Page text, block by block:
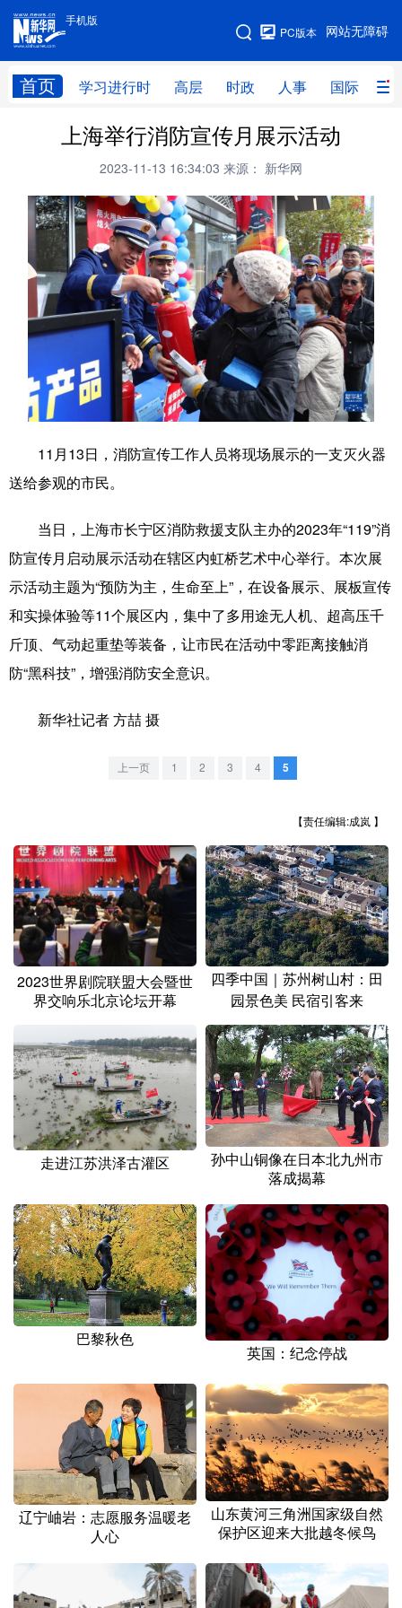
手机版
网站无障碍
PC版本
首页 学习进行时 高层 时政 人事 国际 财
手机版
网站地图
学习进行时 高层 时政 人事
财经 网评
台湾 思客智库 全球连线 教育
科技 科创 量子 体育
文化 书画 健康 军事
视频 图片 政务
中央文件 金融 汽车
食品 人居 信息化 数字经济
城市
公益 一带一路 亚太网 上市公司
文化产业
地方频道
吉林
安徽 福建
广东 广西 海南 重庆
四川 贵州 云南 西藏
陕西 甘肃 青海 宁夏
新疆 内蒙古 黑龙江
English Español Français عربى
Русский язык 日本語 한국어
Deutsch Português
上海举行消防宣传月展示活动
2023-11-13 16:34:03 来源： 新华网
11月13日，消防宣传工作人员将现场展示的一支灭火器
送给参观的市民。
当日，上海市长宁区消防救援支队主办的2023年“119”消
防宣传月启动展示活动在辖区内虹桥艺术中心举行。本次展
示活动主题为“预防为主，生命至上”，在设备展示、展板宣传
和实操体验等11个展区内，集中了多用途无人机、超高压千
斤顶、气动起重垫等装备，让市民在活动中零距离接触消
防“黑科技”，增强消防安全意识。
新华社记者 方喆 摄
上一页 1 2 3 4 5
【责任编辑:成岚 】
2023世界剧院联盟大会暨世
界交响乐北京论坛开幕
四季中国｜苏州树山村：田
园景色美 民宿引客来
走进江苏洪泽古灌区
孙中山铜像在日本北九州市
落成揭幕
巴黎秋色
英国：纪念停战
辽宁岫岩：志愿服务温暖老
人心
山东黄河三角洲国家级自然
保护区迎来大批越冬候鸟